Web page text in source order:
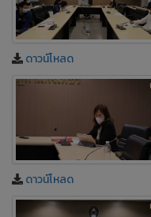
ดาวน์โหลด
ดาวน์โหลด